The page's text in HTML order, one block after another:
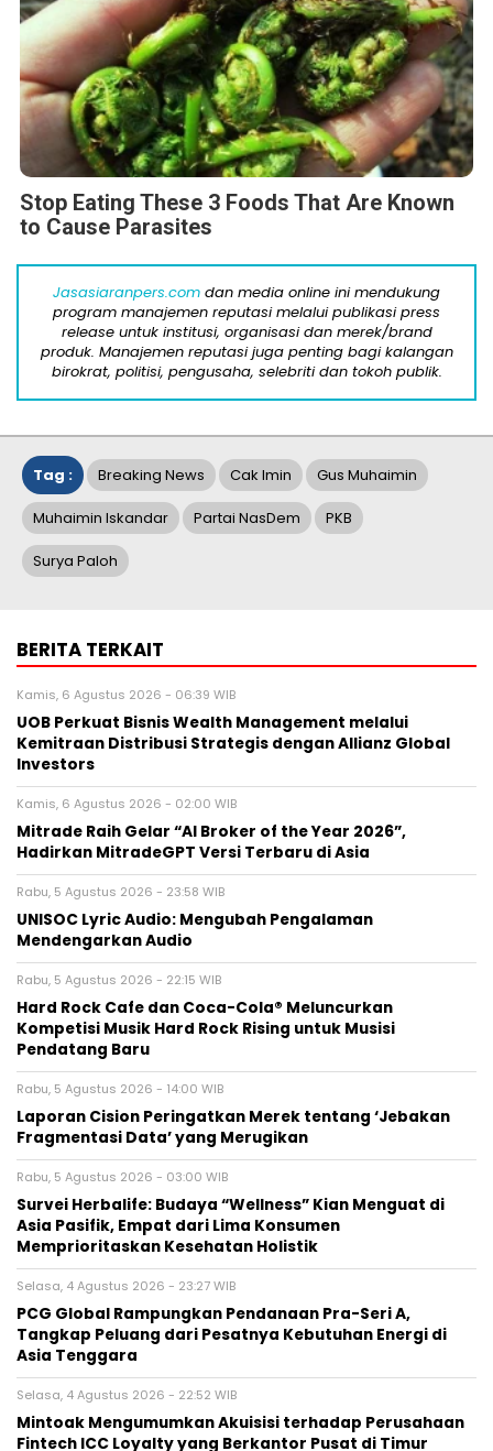
Stop Eating These 3 Foods That Are Known
to Cause Parasites
Jasasiaranpers.com dan media online ini mendukung
program manajemen reputasi melalui publikasi press
release untuk institusi, organisasi dan merek/brand
produk. Manajemen reputasi juga penting bagi kalangan
birokrat, politisi, pengusaha, selebriti dan tokoh publik.
Tag : Breaking News Cak Imin Gus Muhaimin
Muhaimin Iskandar Partai NasDem PKB
Surya Paloh
BERITA TERKAIT
Kamis, 6 Agustus 2026 - 06:39 WIB
UOB Perkuat Bisnis Wealth Management melalui
Kemitraan Distribusi Strategis dengan Allianz Global
Investors
Kamis, 6 Agustus 2026 - 02:00 WIB
Mitrade Raih Gelar “AI Broker of the Year 2026”,
Hadirkan MitradeGPT Versi Terbaru di Asia
Rabu, 5 Agustus 2026 - 23:58 WIB
UNISOC Lyric Audio: Mengubah Pengalaman
Mendengarkan Audio
Rabu, 5 Agustus 2026 - 22:15 WIB
Hard Rock Cafe dan Coca-Cola® Meluncurkan
Kompetisi Musik Hard Rock Rising untuk Musisi
Pendatang Baru
Rabu, 5 Agustus 2026 - 14:00 WIB
Laporan Cision Peringatkan Merek tentang ‘Jebakan
Fragmentasi Data’ yang Merugikan
Rabu, 5 Agustus 2026 - 03:00 WIB
Survei Herbalife: Budaya “Wellness” Kian Menguat di
Asia Pasifik, Empat dari Lima Konsumen
Memprioritaskan Kesehatan Holistik
Selasa, 4 Agustus 2026 - 23:27 WIB
PCG Global Rampungkan Pendanaan Pra-Seri A,
Tangkap Peluang dari Pesatnya Kebutuhan Energi di
Asia Tenggara
Selasa, 4 Agustus 2026 - 22:52 WIB
Mintoak Mengumumkan Akuisisi terhadap Perusahaan
Fintech ICC Loyalty yang Berkantor Pusat di Timur